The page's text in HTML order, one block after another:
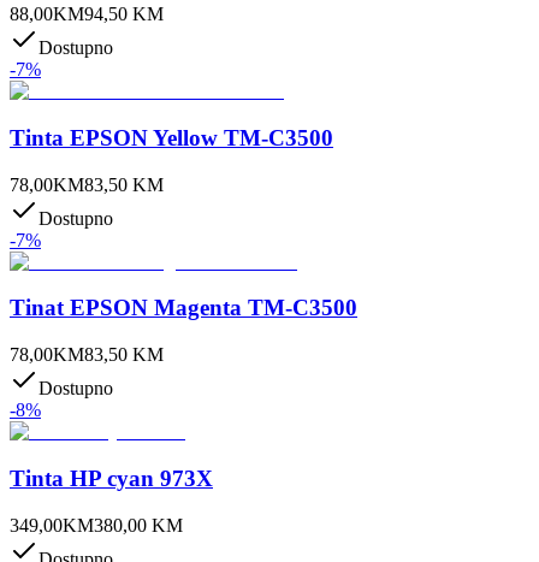
88,00KM94,50 KM
Dostupno
-7%
Tinta EPSON Yellow TM-C3500
78,00KM83,50 KM
Dostupno
-7%
Tinat EPSON Magenta TM-C3500
78,00KM83,50 KM
Dostupno
-8%
Tinta HP cyan 973X
349,00KM380,00 KM